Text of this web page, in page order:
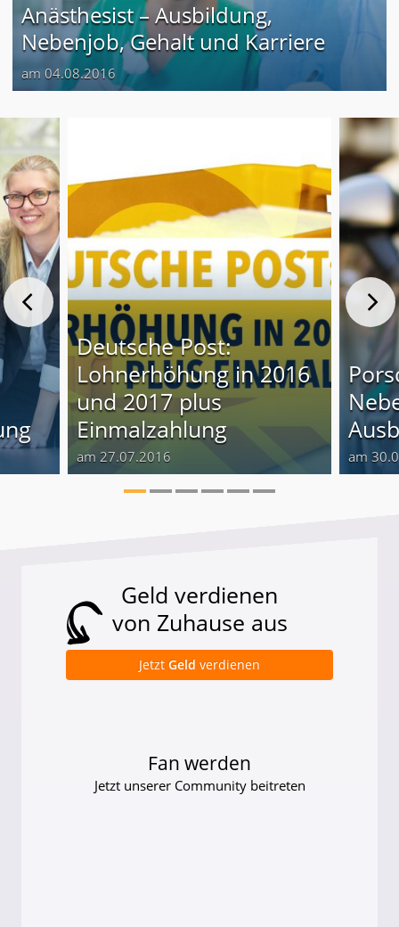
Anästhesist – Ausbildung,
Nebenjob, Gehalt und Karriere
am 04.08.2016
Deutsche Post:
Lohnerhöhung in 2016
und 2017 plus
Einmalzahlung
am 27.07.2016 am
Geld verdienen
von Zuhause aus
Jetzt Geld verdienen
Fan werden
Jetzt unserer Community beitreten